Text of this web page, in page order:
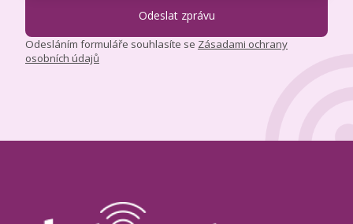
Odesláním formuláře souhlasíte se Zásadami ochrany
osobních údajů